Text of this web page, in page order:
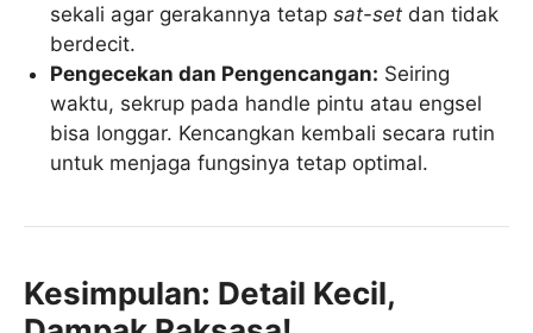
sekali agar gerakannya tetapsat-set dan tidak
berdecit.
Pengecekan dan Pengencangan: Seiring
waktu, sekrup pada handle pintu atau engsel
bisa longgar. Kencangkan kembali secara rutin
untuk menjaga fungsinya tetap optimal.
Kesimpulan: Detail Kecil,